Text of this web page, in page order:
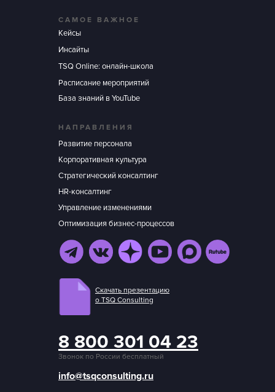
НАПРАВЛЕНИЯ
САМОЕ ВАЖНОЕ
Скачать презентацию
о TSQ Consulting
8 800 301 04 23
Звонок по России бесплатный
info@tsqconsulting.ru
Стратегический консалтинг
HR-консалтинг
Управление изменениями
Корпоративная культура
Развитие персонала
Оптимизация бизнес-процессов
Кейсы
Инсайты
Расписание мероприятий
База знаний в YouTube
TSQ Online: онлайн-школа